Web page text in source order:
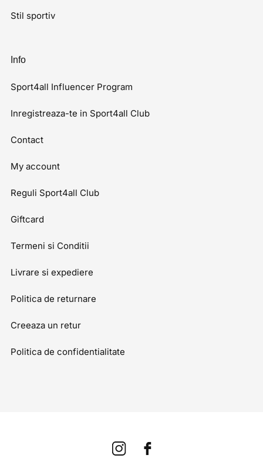
Stil sportiv
Info
Sport4all Influencer Program
Inregistreaza-te in Sport4all Club
Contact
My account
Reguli Sport4all Club
Giftcard
Termeni si Conditii
Livrare si expediere
Politica de returnare
Creeaza un retur
Politica de confidentialitate